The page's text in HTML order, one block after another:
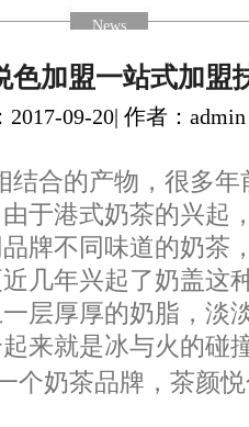
News
色加盟一站式加盟
2017-09-20| 作者：
结合的产物，很多年
于港式奶茶的兴起
牌不同味道的奶茶
几年兴起了奶盖这
层厚厚的奶脂，淡
来就是冰与火的碰
个奶茶品牌，茶颜